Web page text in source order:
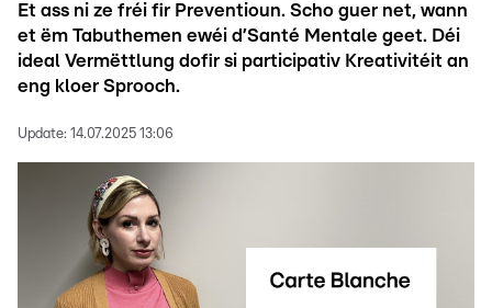
Et ass ni ze fréi fir Preventioun. Scho guer net, wann
et ëm Tabuthemen ewéi d’Santé Mentale geet. Déi
ideal Vermëttlung dofir si participativ Kreativitéit an
eng kloer Sprooch.
Update: 14.07.2025 13:06